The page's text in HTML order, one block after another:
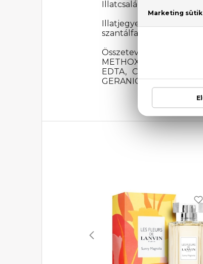
Illatcsalád: Virágos-aquás
Illatjegyek: bergamott,
szantálfa
Összetevők:
METHOXYCINNAMATE,
EDTA, CITRIC ACID,
GERANIOL,